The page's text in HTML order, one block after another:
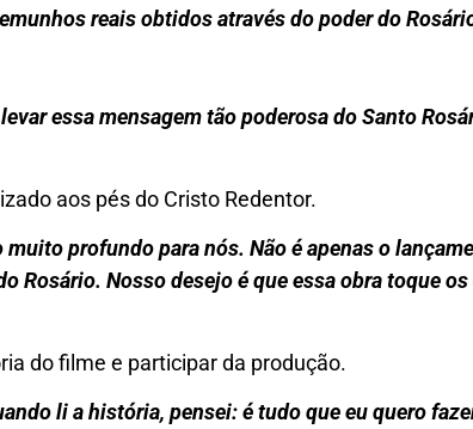
reais obtidos através do poder do
essa mensagem tão poderosa do Santo
aos pés do Cristo Redentor.
profundo para nós. Não é apenas o
Rosário. Nosso desejo é que essa obra toque
do filme e participar da produção.
li a história, pensei: é tudo que eu quero